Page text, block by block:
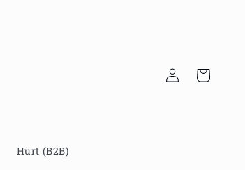
Hurt (B2B)
Zaloguj
się
Koszyk